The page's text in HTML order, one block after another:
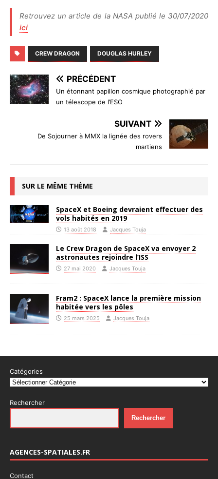
Retrouvez un article de la NASA publié le 30/07/2020
ici
CREW DRAGON DOUGLAS HURLEY
PRÉCÉDENT
Un étonnant papillon cosmique photographié par
un télescope de l’ESO
SUIVANT
De Sojourner à MMX la lignée des rovers
martiens
SUR LE MÊME THÈME
SpaceX et Boeing devraient effectuer des
vols habités en 2019
13 août 2018 Jacques Touja
Le Crew Dragon de SpaceX va envoyer 2
astronautes rejoindre l’ISS
27 mai 2020 Jacques Touja
Fram2 : SpaceX lance la première mission
habitée vers les pôles
25 mars 2025 Jacques Touja
Catégories
Rechercher
Rechercher
AGENCES-SPATIALES.FR
Contact